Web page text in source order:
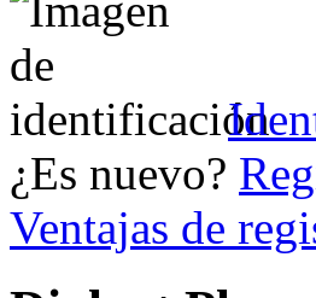
¿Es nuevo?
Ventajas de